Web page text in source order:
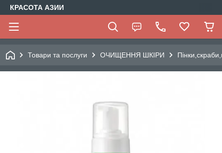
КРАСОТА АЗИИ
Товари та послуги ОЧИЩЕННЯ ШКІРИ